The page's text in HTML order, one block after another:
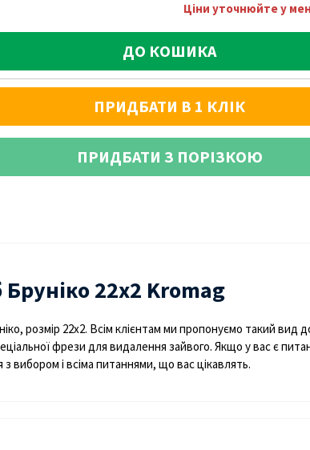
Ціни уточнюйте у
ДО КОШИКА
ПРИДБАТИ В 1 КЛІК
ПРИДБАТИ З ПОРІЗКОЮ
22х2 Kromag
розмір 22х2. Всім клієнтам ми пропонуємо такий вид
фрези для видалення зайвого. Якщо у вас є
і всіма питаннями, що вас цікавлять.